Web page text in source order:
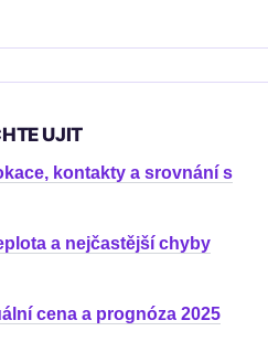
UJIT
kontakty a srovnání s
a nejčastější chyby
cena a prognóza 2025